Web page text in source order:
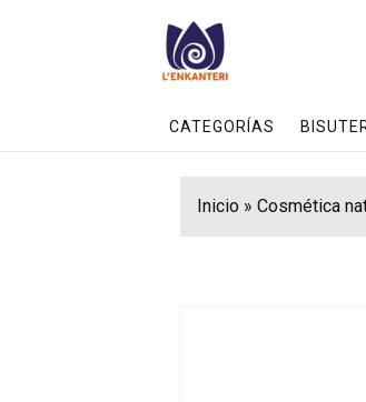
CATEGORÍAS
Inicio» Cosmética